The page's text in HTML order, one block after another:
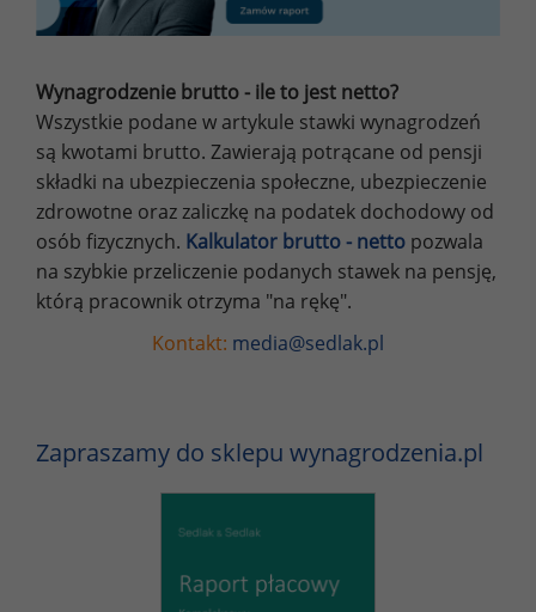
Wynagrodzenie brutto - ile to jest netto?
Wszystkie podane w artykule stawki wynagrodzeń
są kwotami brutto. Zawierają potrącane od pensji
składki na ubezpieczenia społeczne, ubezpieczenie
zdrowotne oraz zaliczkę na podatek dochodowy od
osób fizycznych. Kalkulator brutto - netto pozwala
na szybkie przeliczenie podanych stawek na pensję,
którą pracownik otrzyma "na rękę".
Kontakt: media@sedlak.pl
Zapraszamy do sklepu wynagrodzenia.pl